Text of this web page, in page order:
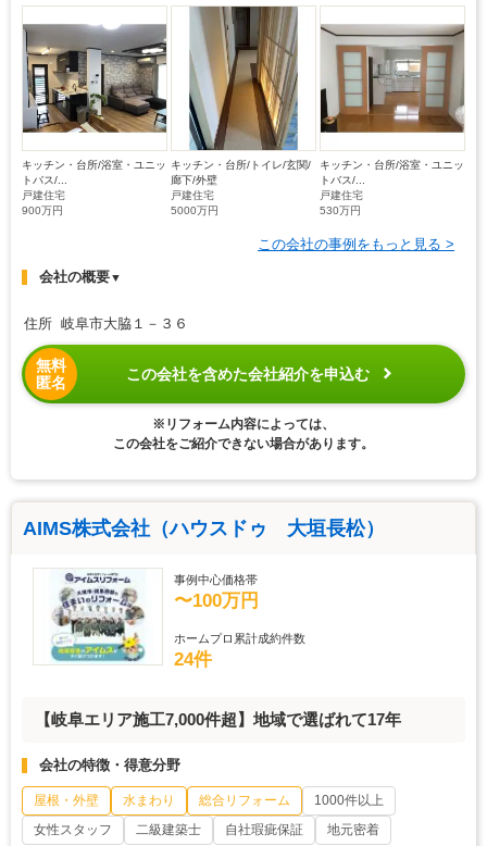
キッチン・台所/浴室・ユニッ
トバス/...
戸建住宅
900万円
キッチン・台所/トイレ/玄関/
廊下/外壁
戸建住宅
5000万円
キッチン・台所/浴室・ユニッ
トバス/...
戸建住宅
530万円
この会社の事例をもっと見る >
会社の概要▼
住所 岐阜市大脇１－３６
無料
匿名
この会社を含めた会社紹介を申込む
※リフォーム内容によっては、
この会社をご紹介できない場合があります。
AIMS株式会社（ハウスドゥ 大垣長松）
事例中心価格帯
〜100万円
ホームプロ累計成約件数
24件
【岐阜エリア施工7,000件超】地域で選ばれて17年
会社の特徴・得意分野
屋根・外壁 水まわり 総合リフォーム
1000件以上
女性スタッフ
二級建築士 自社瑕疵保証 地元密着